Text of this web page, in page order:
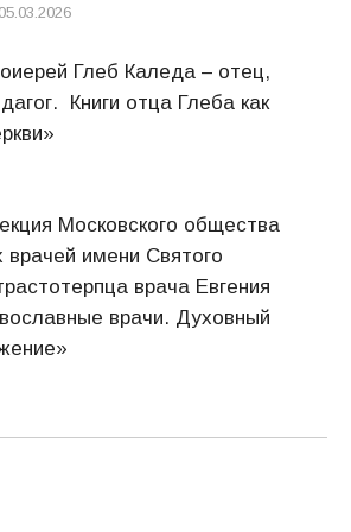
05.03.2026
Глеб Каледа – отец,
Книги отца Глеба как
Московского общества
врачей имени Святого
врача Евгения
врачи. Духовный